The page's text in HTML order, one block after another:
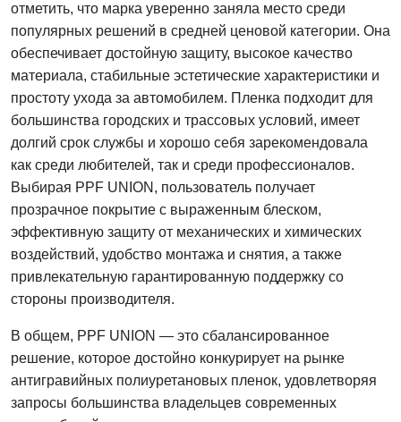
отметить, что марка уверенно заняла место среди
популярных решений в средней ценовой категории. Она
обеспечивает достойную защиту, высокое качество
материала, стабильные эстетические характеристики и
простоту ухода за автомобилем. Пленка подходит для
большинства городских и трассовых условий, имеет
долгий срок службы и хорошо себя зарекомендовала
как среди любителей, так и среди профессионалов.
Выбирая PPF UNION, пользователь получает
прозрачное покрытие с выраженным блеском,
эффективную защиту от механических и химических
воздействий, удобство монтажа и снятия, а также
привлекательную гарантированную поддержку со
стороны производителя.
В общем, PPF UNION — это сбалансированное
решение, которое достойно конкурирует на рынке
антигравийных полиуретановых пленок, удовлетворяя
запросы большинства владельцев современных